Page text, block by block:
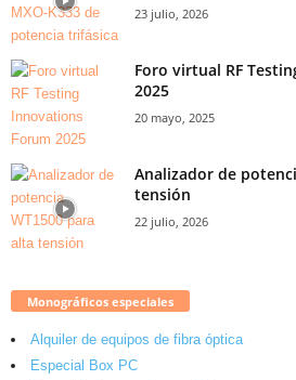
23 julio, 2026
Foro virtual RF
2025
20 mayo, 2025
Analizador de
tensión
22 julio, 2026
Monográficos especiales
Alquiler de equipos de fibra óptica
Especial Box PC